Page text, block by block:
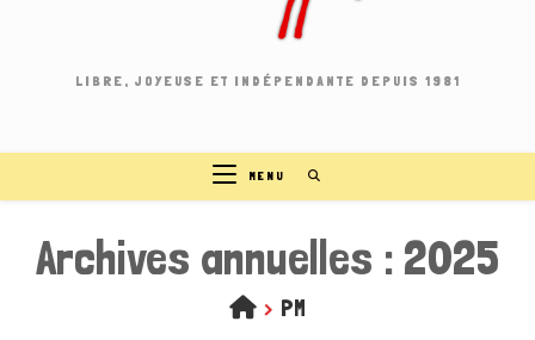
LIBRE, JOYEUSE ET INDÉPENDANTE DEPUIS 1981
MENU
Archives annuelles : 2025
> PM